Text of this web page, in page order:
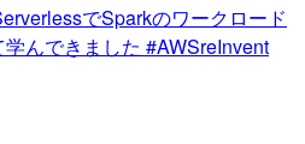
でSparkのワークロード
んできました #AWSreInvent